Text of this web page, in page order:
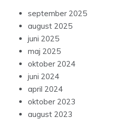
september 2025
august 2025
juni 2025
maj 2025
oktober 2024
juni 2024
april 2024
oktober 2023
august 2023